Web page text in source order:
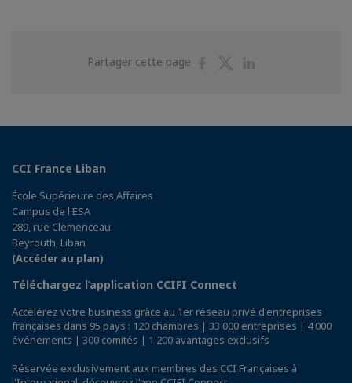
Partager cette page
PartagerPartager
CCI France Liban
École Supérieure des Affaires
Campus de l'ESA
289, rue Clemenceau
Beyrouth, Liban
(Accéder au plan)
Téléchargez l’application CCIFI Connect
Accélérez votre business grâce au 1er réseau privé d'entreprises
françaises dans 95 pays : 120 chambres | 33 000 entreprises | 4 000
événements | 300 comités | 1 200 avantages exclusifs
Réservée exclusivement aux membres des CCI Françaises à